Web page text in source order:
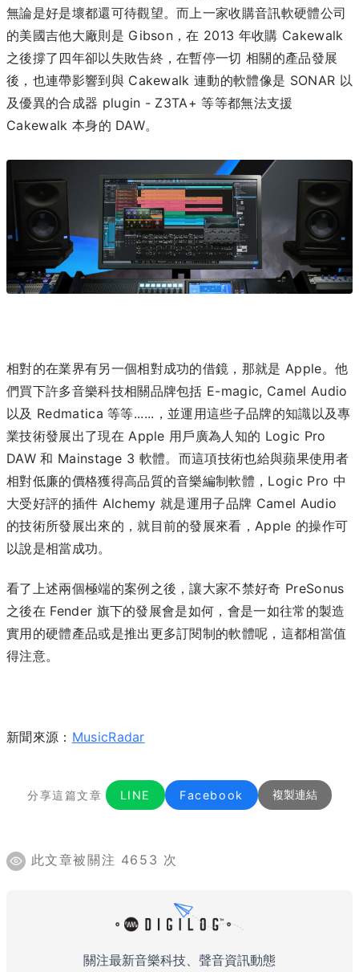
無論是好是壞都還可待觀望。而上一家收購音訊軟硬體公司
的美國吉他大廠則是 Gibson，在 2013 年收購 Cakewalk
之後撐了四年卻以失敗告終，在暫停一切 相關的產品發展
後，也連帶影響到與 Cakewalk 連動的軟體像是 SONAR 以
及優異的合成器 plugin - Z3TA+ 等等都無法支援
Cakewalk 本身的 DAW。
相對的在業界有另一個相對成功的借鏡，那就是 Apple。他
們買下許多音樂科技相關品牌包括 E-magic, Camel Audio
以及 Redmatica 等等......，並運用這些子品牌的知識以及專
業技術發展出了現在 Apple 用戶廣為人知的 Logic Pro
DAW 和 Mainstage 3 軟體。而這項技術也給與蘋果使用者
相對低廉的價格獲得高品質的音樂編制軟體，Logic Pro 中
大受好評的插件 Alchemy 就是運用子品牌 Camel Audio
的技術所發展出來的，就目前的發展來看，Apple 的操作可
以說是相當成功。
看了上述兩個極端的案例之後，讓大家不禁好奇 PreSonus
之後在 Fender 旗下的發展會是如何，會是一如往常的製造
實用的硬體產品或是推出更多訂閱制的軟體呢，這都相當值
得注意。
新聞來源： MusicRadar
分享這篇文章 LINE Facebook 複製連結
此文章被關注 4653 次